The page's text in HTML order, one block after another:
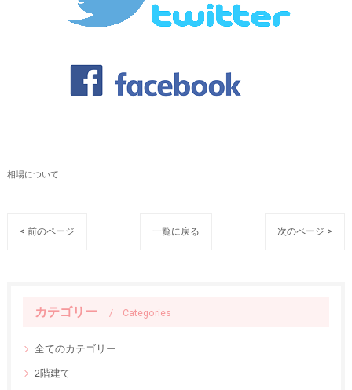
相場について
< 前のページ 一覧に戻る 次のページ >
カテゴリー Categories
全てのカテゴリー
2階建て